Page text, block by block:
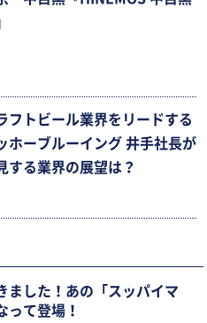
フトビール業界をリードする
ホーブルーイング 井手社長が
する業界の展望は？
ました！あの「スッパイマ
って登場！